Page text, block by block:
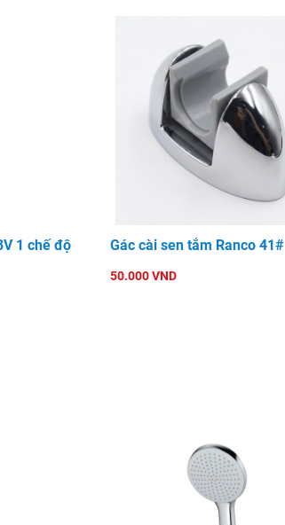
1 chế độ Gác cài sen tắm Ranco 41#
50.000 VND